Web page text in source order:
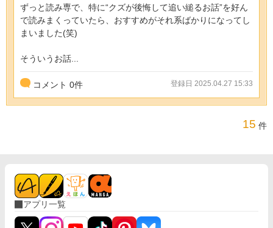
ずっと読み専で、特に“クズが後悔して追い縋るお話”を好ん
で読みまくっていたら、おすすめがそれ系ばかりになってし
まいました(笑)
そういうお話...
コメント 0件 登録日 2025.04.27 15:33
15 件
アプリ一覧